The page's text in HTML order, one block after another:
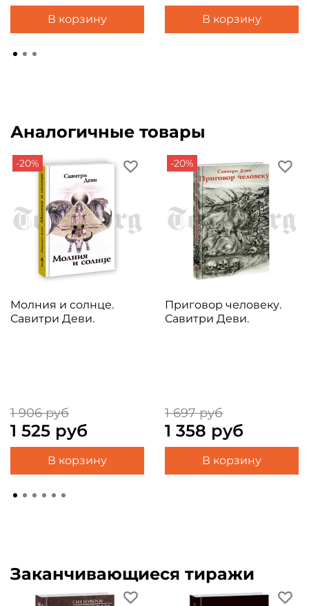
В корзину В корзину
Аналогичные товары
-20%
Молния и солнце.
Савитри Деви.
1 906 руб
1 525 руб
В корзину
-20%
Приговор человеку.
Савитри Деви.
1 697 руб
1 358 руб
В корзину
Заканчивающиеся тиражи